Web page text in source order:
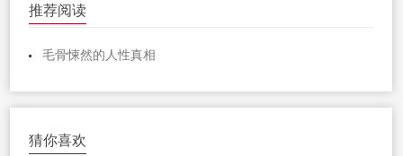
推荐阅读
毛骨悚然的人性真相
猜你喜欢